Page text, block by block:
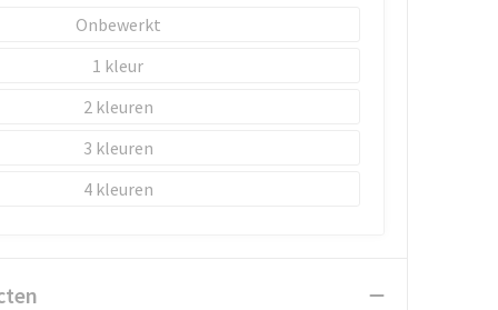
Onbewerkt
1
2
3
4